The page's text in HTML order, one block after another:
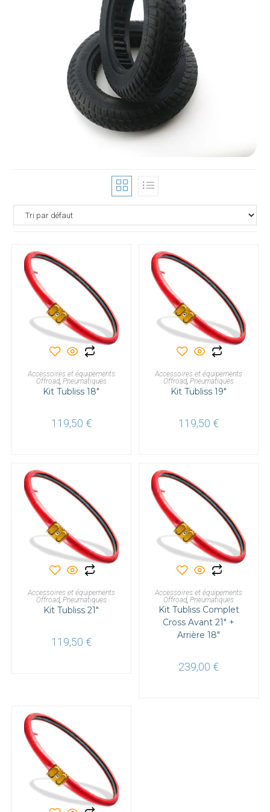
AJOUTER AU PANIER
Accessoires et équipements
Offroad, Pneumatiques
Kit Tubliss 18″
119,50 €
AJOUTER AU PANIER
Accessoires et équipements
Offroad,Pneumatiques
Kit Tubliss 19″
119,50 €
AJOUTER AU PANIER
Accessoires et équipements
Offroad, Pneumatiques
Kit Tubliss 21″
119,50 €
AJOUTER AU PANIER
Accessoires et équipements
Offroad,Pneumatiques
Kit Tubliss Complet
Cross Avant 21″ +
Arrière 18″
239,00 €